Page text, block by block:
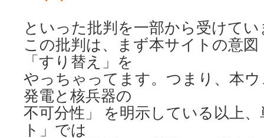
といった批判を一部から受けて
この批判は、まず本サイトの意
「すり替え」を
やっちゃってます。つまり、本
発電と核兵器の
不可分性」 を明示している以上
ト」では